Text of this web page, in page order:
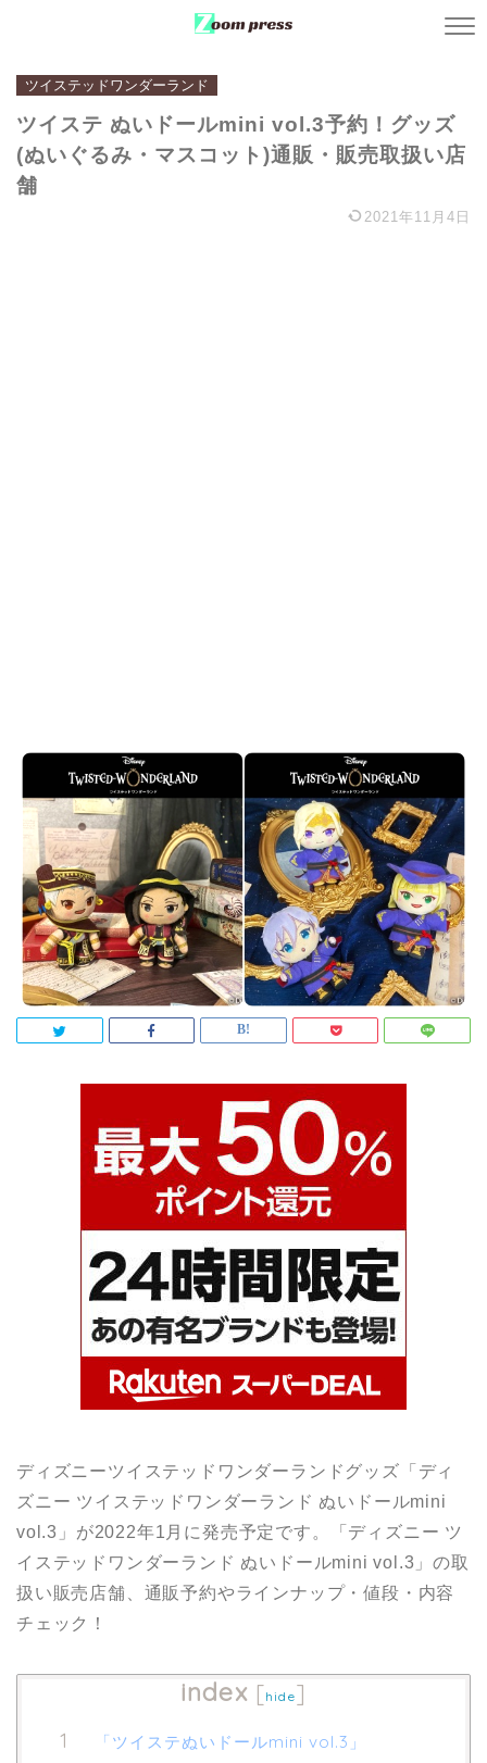
ツイステッドワンダーランド
ツイステ ぬいドールmini vol.3予約！グッズ
(ぬいぐるみ・マスコット)通販・販売取扱い店
舗
2021年11月4日
ディズニーツイステッドワンダーランドグッズ「ディ
ズニー ツイステッドワンダーランド ぬいドールmini
vol.3」が2022年1月に発売予定です。「ディズニー ツ
イステッドワンダーランド ぬいドールmini vol.3」の取
扱い販売店舗、通販予約やラインナップ・値段・内容
チェック！
index [hide]
「ツイステぬいドールmini vol.3」